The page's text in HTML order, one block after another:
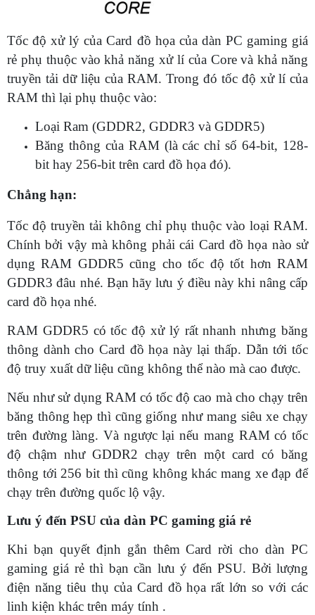
Tốc độ xử lý của Card đồ họa của dàn PC gaming giá
rẻ phụ thuộc vào khả năng xử lí của Core và khả năng
truyền tải dữ liệu của RAM. Trong đó tốc độ xử lí của
RAM thì lại phụ thuộc vào:
Loại Ram (GDDR2, GDDR3 và GDDR5)
Băng thông của RAM (là các chỉ số 64-bit, 128-
bit hay 256-bit trên card đồ họa đó).
Chẳng hạn:
Tốc độ truyền tải không chỉ phụ thuộc vào loại RAM.
Chính bởi vậy mà không phải cái Card đồ họa nào sử
dụng RAM GDDR5 cũng cho tốc độ tốt hơn RAM
GDDR3 đâu nhé. Bạn hãy lưu ý điều này khi nâng cấp
card đồ họa nhé.
RAM GDDR5 có tốc độ xử lý rất nhanh nhưng băng
thông dành cho Card đồ họa này lại thấp. Dẫn tới tốc
độ truy xuất dữ liệu cũng không thể nào mà cao được.
Nếu như sử dụng RAM có tốc độ cao mà cho chạy trên
băng thông hẹp thì cũng giống như mang siêu xe chạy
trên đường làng. Và ngược lại nếu mang RAM có tốc
độ chậm như GDDR2 chạy trên một card có băng
thông tới 256 bit thì cũng không khác mang xe đạp để
chạy trên đường quốc lộ vậy.
Lưu ý đến PSU của dàn PC gaming giá rẻ
Khi bạn quyết định gắn thêm Card rời cho dàn PC
gaming giá rẻ thì bạn cần lưu ý đến PSU. Bởi lượng
điện năng tiêu thụ của Card đồ họa rất lớn so với các
linh kiện khác trên máy tính .